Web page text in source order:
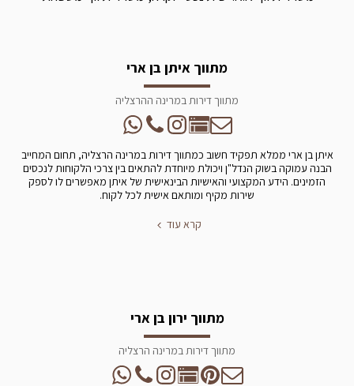
מתווך איתן בן ארי
מתווך דירות במרינה ההרצליה
איתן בן ארי ממלא תפקיד חשוב כמתווך דירות במרינה הרצליה, תחום המחייב
הבנה עמוקה בשוק הנדל"ן ויכולת מיוחדת להתאים בין צרכי הלקוחות לנכסים
הזמינים. הידע המקצועי והאישיות הבינאישית של איתן מאפשרים לו לספק
שירות מקיף ומותאם אישית לכל לקוח.
קרא עוד
מתווך ירון בן ארי
מתווך דירות במרינה הרצליה